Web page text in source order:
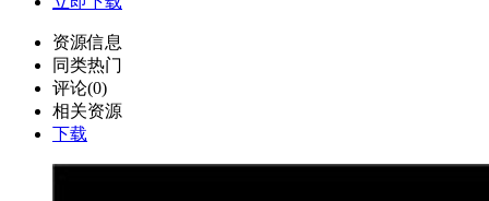
资源信息
同类热门
评论(0)
相关资源
下载